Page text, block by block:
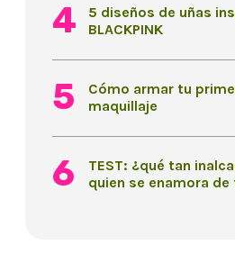
5 diseños de uñas
BLACKPINK
Cómo armar tu
maquillaje
TEST: ¿qué tan
quien se enamora de